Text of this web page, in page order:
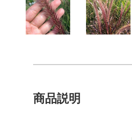
商品説明